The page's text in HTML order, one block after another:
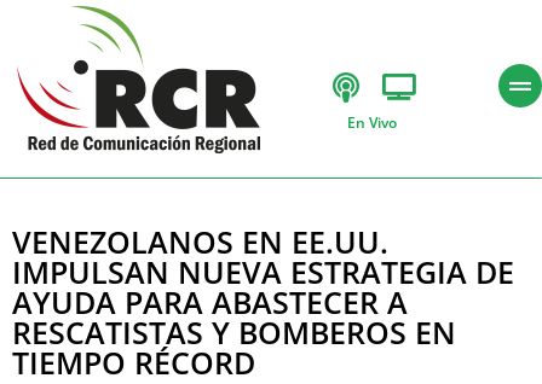
En Vivo
VENEZOLANOS EN EE.UU.
IMPULSAN NUEVA ESTRATEGIA DE
AYUDA PARA ABASTECER A
RESCATISTAS Y BOMBEROS EN
TIEMPO RÉCORD